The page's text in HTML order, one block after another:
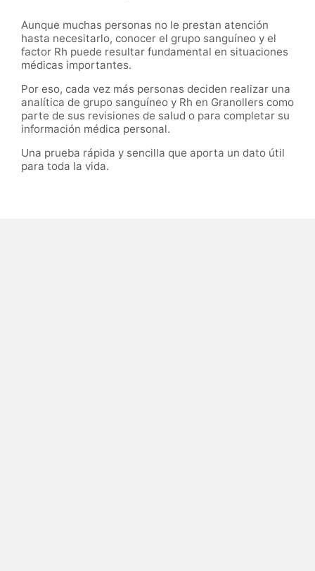
Aunque muchas personas no le prestan atención
hasta necesitarlo, conocer el grupo sanguíneo y el
factor Rh puede resultar fundamental en situaciones
médicas importantes.
Por eso, cada vez más personas deciden realizar una
analítica de grupo sanguíneo y Rh en Granollers como
parte de sus revisiones de salud o para completar su
información médica personal.
Una prueba rápida y sencilla que aporta un dato útil
para toda la vida.